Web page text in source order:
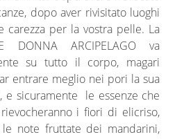
dopo aver rivisitato luoghi
carezza per la vostra pelle. La
DONNA ARCIPELAGO va
su tutto il corpo, magari
entrare meglio nei pori la sua
e sicuramente le essenze che
i fiori di elicriso,
le note fruttate dei mandarini,